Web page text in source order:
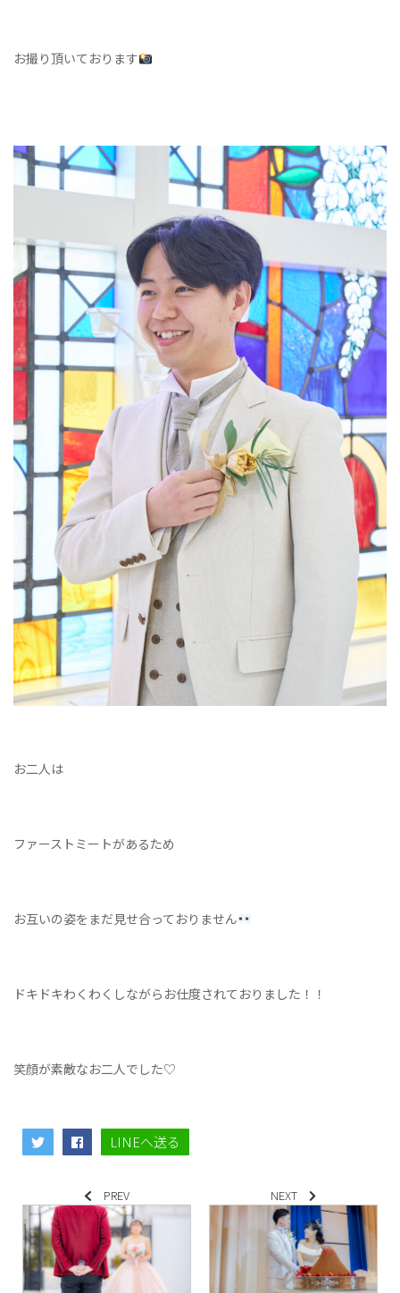
お撮り頂いております
お二人は
ファーストミートがあるため
お互いの姿をまだ見せ合っておりません
ドキドキわくわくしながらお仕度されておりました！！
笑顔が素敵なお二人でした♡
LINEへ送る
PREV NEXT